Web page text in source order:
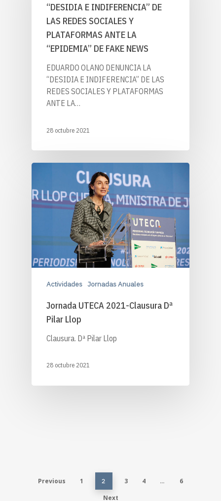
“DESIDIA E INDIFERENCIA” DE
LAS REDES SOCIALES Y
PLATAFORMAS ANTE LA
“EPIDEMIA” DE FAKE NEWS
EDUARDO OLANO DENUNCIA LA
“DESIDIA E INDIFERENCIA” DE LAS
REDES SOCIALES Y PLATAFORMAS
ANTE LA…
28 octubre 2021
Actividades Jornadas Anuales
Jornada UTECA 2021-Clausura Dª
Pilar Llop
Clausura. Dª Pilar Llop
28 octubre 2021
Previous 1 2 3 4 …
6
Next